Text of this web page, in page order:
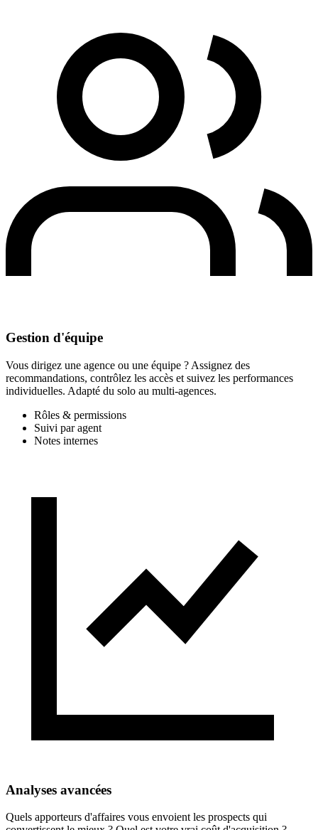
Gestion d'équipe
Vous dirigez une agence ou une équipe ? Assignez des
recommandations, contrôlez les accès et suivez les performances
individuelles. Adapté du solo au multi-agences.
Rôles & permissions
Suivi par agent
Notes internes
Analyses avancées
Quels apporteurs d'affaires vous envoient les prospects qui